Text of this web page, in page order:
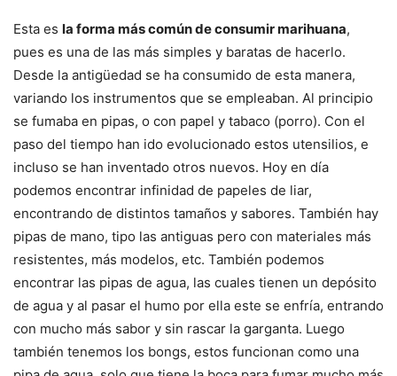
Esta es la forma más común de consumir marihuana,
pues es una de las más simples y baratas de hacerlo.
Desde la antigüedad se ha consumido de esta manera,
variando los instrumentos que se empleaban. Al principio
se fumaba en pipas, o con papel y tabaco (porro). Con el
paso del tiempo han ido evolucionado estos utensilios, e
incluso se han inventado otros nuevos. Hoy en día
podemos encontrar infinidad de papeles de liar,
encontrando de distintos tamaños y sabores. También hay
pipas de mano, tipo las antiguas pero con materiales más
resistentes, más modelos, etc. También podemos
encontrar las pipas de agua, las cuales tienen un depósito
de agua y al pasar el humo por ella este se enfría, entrando
con mucho más sabor y sin rascar la garganta. Luego
también tenemos los bongs, estos funcionan como una